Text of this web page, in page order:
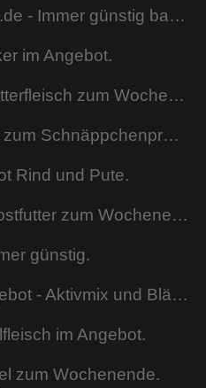
BARF-factory.de - Immer günstig barfen.
im Angebot.
Günstiges Futterfleisch zum Wochenende.
BARF Basics zum Schnäppchenpreis.
Rind und Pute.
Günstiges Frostfutter zum Wochenende.
günstig.
Futter im Angebot - Aktivmix und Blättermagen.
im Angebot.
zum Wochenende.